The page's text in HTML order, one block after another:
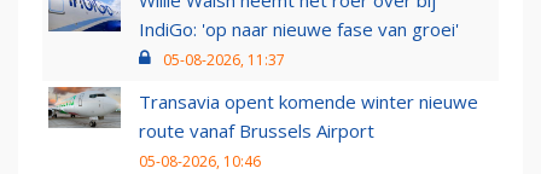
IndiGo: 'op naar nieuwe fase van groei'
05-08-2026, 11:37
Transavia opent komende winter nieuwe
route vanaf Brussels Airport
05-08-2026, 10:46